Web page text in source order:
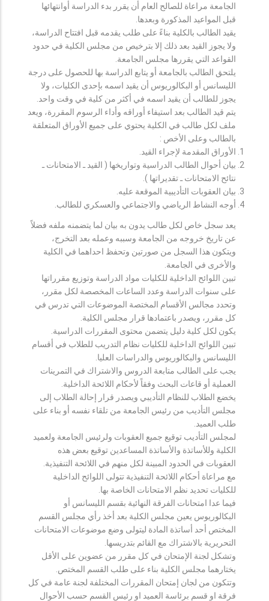
الجامعة مراعاة للصالح العام أن يقرر بدء الدراسة أوانتهائها
قبل المواعيد المذكورة وبعدها.
يقيد الطالب بالكلية بناءً على طلب يقدمه قبل افتتاح الدراسة،
ولا يجوز القيد بعد ذلك إلا بترخيص من مجلس الكلية في حدود
القواعد التي يقررها مجلس الجامعة.
يلتحق الطالب بالجامعة أو يتابع الدراسة بها للحصول على درجة
الليسانس أو البكالوريوس أن يقيد اسمه بإحدى الكليات، ولا
يجوز للطالب أن يقيد اسمه في أكثر من كلية في وقت واحد.
يتم قيد الطالب بعد استيفاء أوراقه وأداء الرسوم المقررة، ويعد
ملف لكل طالب في الكلية يحتوي على جميع الأوراق المتعلقة
بالطالب وعلى الأخص :
الأوراق المقدمة لإجراء القيد.
بيان أحوال الطالب الدراسية وتواريخها ( القيد ـ الامتحانات ـ
نتائح الامتحانات ـ تقديراتها ).
بيان العقوبات التأديبية الموقعة عليه.
أوجه النشاط الرياضي والاجتماعي والعسكري للطالب.
يعد سجل خاص لكل طالب يدون به بيان لما يتضمنه ملفه فضلاً
عن تاريخ خروجه من الجامعة وسببه وعمله بعد التخرج،
ويتكون هذا السجل من صورتين وتحفظ احداهما في الكلية
والأخرى في الجامعة.
تبين اللوائح الداخلية للكليات مواد الدراسة وتوزيع مقرراتها
على سنوات الدراسة وعدد الساعات المخصصة لكل مقرر،
وتحدد مجالس الأقسام المختصة الموضوعات التي تدرس في
كل مقرر، ويصدر باعتمادها قرار مجلس الكلية.
يكون لكل كلية دليل يتضمن محتوى المقررات الدراسية.
تبين اللوائح الداخلية للكليات نظام التدريب للطلاب في أقسام
الليسانس والبكالوريوس والدراسات العليا.
يجب على الطالب متابعة الدروس والاشتراك في التمرينات
العملية أو قاعات البحث وفقاً لأحكام اللائحة الداخلية.
يخضع الطلاب للنظام التأديبي ويصدر قرار إحالة الطلاب إلى
مجلس التأديب من رئيس الجامعة من تلقاء نفسه أو بناء على
طلب العميد.
لمجلس التأديب توقيع جميع العقوبات ولرئيس الجامعة ولعميد
الكلية وللأساتذة والأساتذة المساعدين توقيع بعض هذه
العقوبات في الحدود المبينة لكل منهم في اللائحة التنفيذية.
مع مراعاة أحكام اللائحة التنفيذية تتولى اللوائح الداخلية
للكليات تحديد نظم الامتحانات الخاصة بها.
فيما عدا امتحانات الفرقة النهائية بقسم الليسانس أو
البكالوريوس يعين مجلس الكلية بعد أخذ رأي مجلس القسم
المختص أحد أساتذة المادة ليتولى وضع موضوعات الامتحانات
التحريرية بالاشتراك مع القائم بتدريسها.
وتشكل لجنة الإمتحان في كل مقرر من عضوين على الأقل
يختارهما مجلس الكلية بناء على طلب القسم المختص.
وتتكون من لجان إمتحان المقررات المختلفة لجنة عامة في كل
فرقة او قسم برئاسة العميد او رئيس القسم حسب الأحوال